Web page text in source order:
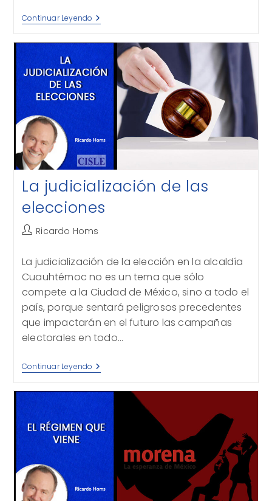
Continuar Leyendo Hispanidad
Cuestionada
La judicialización de las
elecciones
Autor
la
entrada:
Ricardo Homs
La judicialización de la elección en la alcaldía
Cuauhtémoc no es un tema que sólo
compete a la Ciudad de México, sino a todo el
país, porque sentará peligrosos precedentes
que impactarán en el futuro las campañas
electorales en todo…
Continuar Leyendo La
Judicialización
Las